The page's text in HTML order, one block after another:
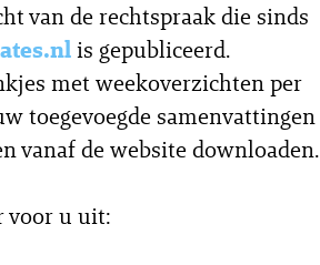
van de rechtspraak die sinds
is gepubliceerd.
met weekoverzichten per
toegevoegde samenvattingen
vanaf de website downloaden.
voor u uit: